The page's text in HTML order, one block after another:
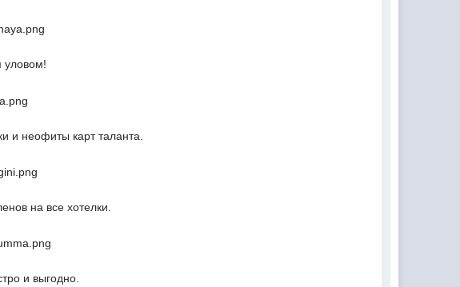
уловом!
и неофиты карт таланта.
на все хотелки.
и выгодно.